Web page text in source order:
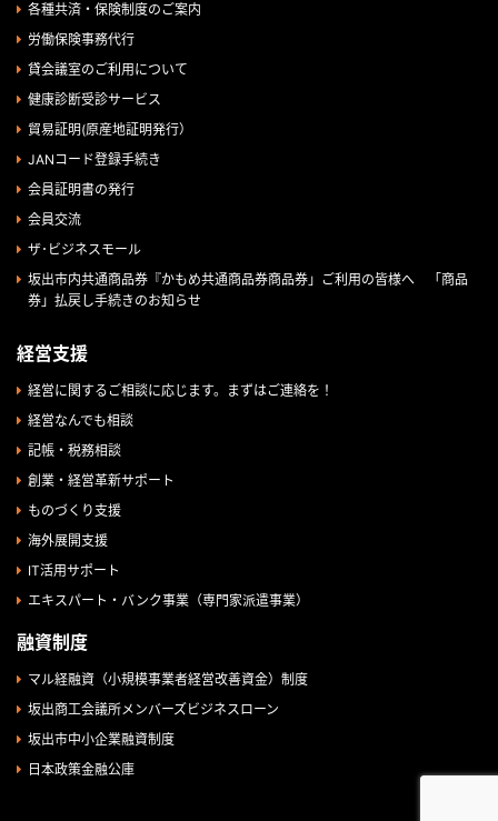
各種共済・保険制度のご案内
労働保険事務代行
貸会議室のご利用について
健康診断受診サービス
貿易証明(原産地証明発行）
JANコード登録手続き
会員証明書の発行
会員交流
ザ･ビジネスモール
坂出市内共通商品券『かもめ共通商品券商品券」ご利用の皆様へ 「商品
券」払戻し手続きのお知らせ
経営支援
経営に関するご相談に応じます。まずはご連絡を！
経営なんでも相談
記帳・税務相談
創業・経営革新サポート
ものづくり支援
海外展開支援
IT活用サポート
エキスパート・バンク事業（専門家派遣事業）
融資制度
マル経融資（小規模事業者経営改善資金）制度
坂出商工会議所メンバーズビジネスローン
坂出市中小企業融資制度
日本政策金融公庫